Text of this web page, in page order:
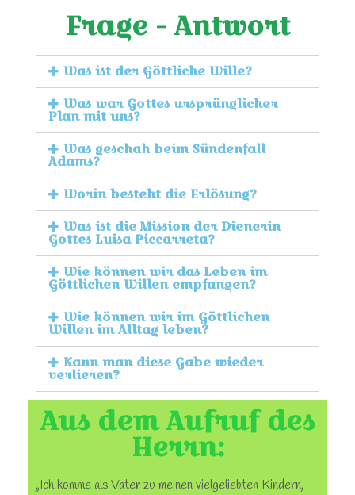
Frage - Antwort
Was ist der Göttliche Wille?
Was war Gottes ursprünglicher
Plan mit uns?
Was geschah beim Sündenfall
Adams?
Worin besteht die Erlösung?
Was ist die Mission der Dienerin
Gottes Luisa Piccarreta?
Wie können wir das Leben im
Göttlichen Willen empfangen?
Wie können wir im Göttlichen
Willen im Alltag leben?
Kann man diese Gabe wieder
verlieren?
Aus dem Aufruf des
Herrn:
„Ich komme als Vater zu meinen vielgeliebten Kindern,